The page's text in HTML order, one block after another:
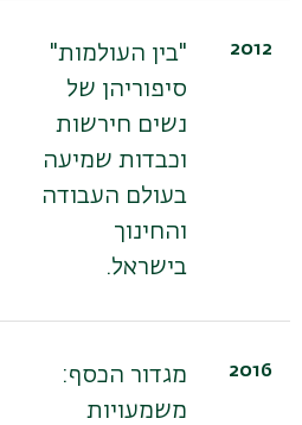
2012
"בין העולמות"
סיפוריהן של
נשים חירשות
וכבדות שמיעה
בעולם העבודה
והחינוך
בישראל.
2016
מגדור הכסף:
משמעויות